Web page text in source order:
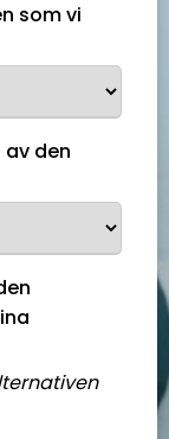
som vi
den